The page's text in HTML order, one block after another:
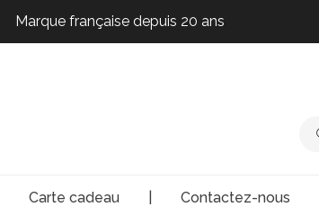
Marque française depuis 20 ans
Marque française depuis 20 ans
Carte cadeau Contactez-nous